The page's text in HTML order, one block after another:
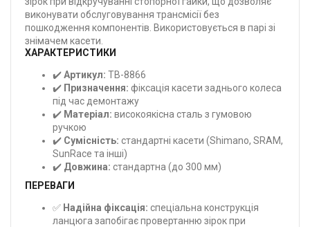
виконувати обслуговування трансмісії без
пошкодження компонентів. Використовується в парі зі
знімачем касети.
ХАРАКТЕРИСТИКИ
✔️Артикул: TB-8866
✔️ Призначення: фіксація касети заднього колеса
під час демонтажу
✔️ Матеріал: високоякісна сталь з гумовою
ручкою
✔️ Сумісність: стандартні касети (Shimano, SRAM,
SunRace та інші)
✔️ Довжина: стандартна (до 300 мм)
ПЕРЕВАГИ
✅ Надійна фіксація: спеціальна конструкція
ланцюга запобігає провертанню зірок при